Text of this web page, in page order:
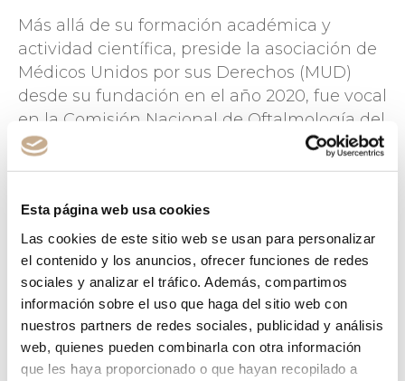
Esta página web usa cookies
Las cookies de este sitio web se usan para personalizar
el contenido y los anuncios, ofrecer funciones de redes
sociales y analizar el tráfico. Además, compartimos
información sobre el uso que haga del sitio web con
nuestros partners de redes sociales, publicidad y análisis
web, quienes pueden combinarla con otra información
que les haya proporcionado o que hayan recopilado a
Más allá de su formación académica y
actividad científica, preside la asociación de
Médicos Unidos por sus Derechos (MUD)
desde su fundación en el año 2020, fue vocal
en la Comisión Nacional de Oftalmología del
Ministerio de Sanidad y forma parte del
equipo de cirujanos de la Fundación Elena
expediciones contra la ceguera producida
por cataratas en Cabo Verde y Honduras.
Doctoralia